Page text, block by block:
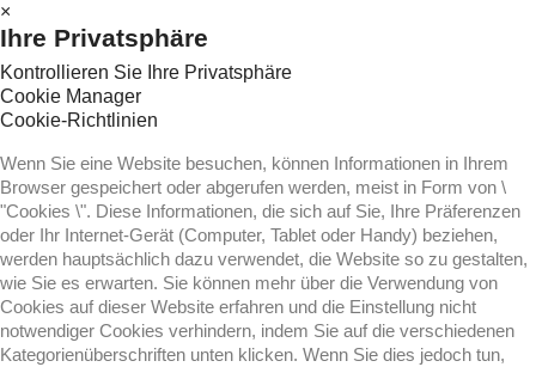
×
Ihre Privatsphäre
Kontrollieren Sie Ihre Privatsphäre
Cookie Manager
Cookie-Richtlinien
Wenn Sie eine Website besuchen, können Informationen in Ihrem
Browser gespeichert oder abgerufen werden, meist in Form von \
"Cookies \". Diese Informationen, die sich auf Sie, Ihre Präferenzen
oder Ihr Internet-Gerät (Computer, Tablet oder Handy) beziehen,
werden hauptsächlich dazu verwendet, die Website so zu gestalten,
wie Sie es erwarten. Sie können mehr über die Verwendung von
Cookies auf dieser Website erfahren und die Einstellung nicht
notwendiger Cookies verhindern, indem Sie auf die verschiedenen
Kategorienüberschriften unten klicken. Wenn Sie dies jedoch tun,